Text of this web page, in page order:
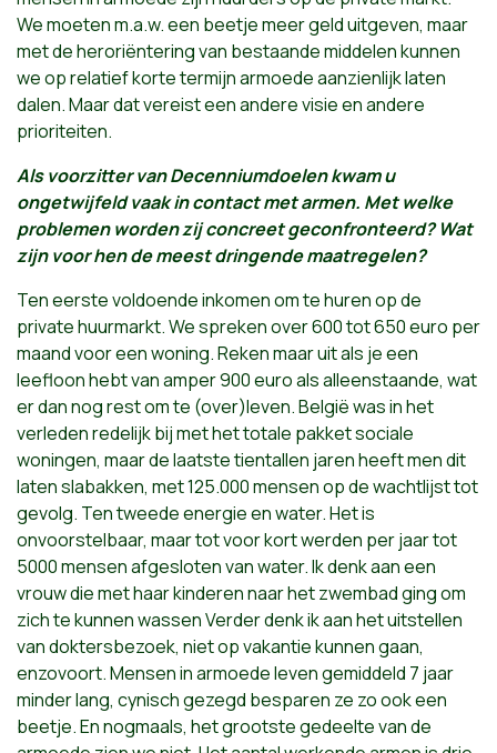
We moeten m.a.w. een beetje meer geld uitgeven, maar
met de heroriëntering van bestaande middelen kunnen
we op relatief korte termijn armoede aanzienlijk laten
dalen. Maar dat vereist een andere visie en andere
prioriteiten.
Als voorzitter van Decenniumdoelen kwam u
ongetwijfeld vaak in contact met armen. Met welke
problemen worden zij concreet geconfronteerd? Wat
zijn voor hen de meest dringende maatregelen?
Ten eerste voldoende inkomen om te huren op de
private huurmarkt. We spreken over 600 tot 650 euro per
maand voor een woning. Reken maar uit als je een
leefloon hebt van amper 900 euro als alleenstaande, wat
er dan nog rest om te (over)leven. België was in het
verleden redelijk bij met het totale pakket sociale
woningen, maar de laatste tientallen jaren heeft men dit
laten slabakken, met 125.000 mensen op de wachtlijst tot
gevolg. Ten tweede energie en water. Het is
onvoorstelbaar, maar tot voor kort werden per jaar tot
5000 mensen afgesloten van water. Ik denk aan een
vrouw die met haar kinderen naar het zwembad ging om
zich te kunnen wassen Verder denk ik aan het uitstellen
van doktersbezoek, niet op vakantie kunnen gaan,
enzovoort. Mensen in armoede leven gemiddeld 7 jaar
minder lang, cynisch gezegd besparen ze zo ook een
beetje. En nogmaals, het grootste gedeelte van de